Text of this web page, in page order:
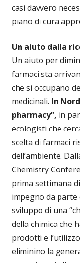
casi davvero
piano di cura
Un aiuto dalla
Un aiuto per
farmaci sta
che si occupano
medicinali. In
pharmacy”, in
ecologisti che
scelta di farmaci
dell’ambiente.
Chemistry
prima settimana
impegno da parte
sviluppo di una
della chimica che
prodotti e
eliminino la